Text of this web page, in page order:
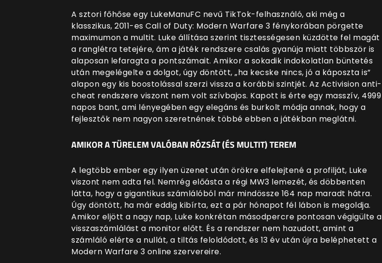
A sztori főhőse egy LukeManuFC nevű TikTok-felhasználó, aki még a
klasszikus, 2011-es Call of Duty: Modern Warfare 3 fénykorában pörgette
maximumon a multit. Luke állítása szerint tisztességesen küzdötte fel magát
a ranglétra tetejére, ám a játék rendszere csalás gyanúja miatt többször is
alaposan lefaragta a pontszámait. Amikor a sokadik indokolatlan büntetés
után megelégelte a dolgot, úgy döntött, „ha kecske nincs, jó a káposzta is”
alapon egy kis boostolással szerzi vissza a korábbi szintjét. Az Activision anti-
cheat rendszere viszont nem volt szívbajos. Kapott is érte egy masszív, 4999
napos bant, ami lényegében egy elegáns és burkolt módja annak, hogy a
fejlesztők nem nagyon szeretnének többé ebben a játékban meglátni.
AMIKOR A TÜRELEM VALÓBAN RÓZSÁT (ÉS MULTIT) TEREM
A legtöbb ember egy ilyen üzenet után örökre elfelejtené a profilját, Luke
viszont nem adta fel. Nemrég előásta a régi MW3 lemezét, és döbbenten
látta, hogy a gigantikus számlálóból már mindössze 164 nap maradt hátra.
Úgy döntött, ha már eddig kibírta, ezt a pár hónapot fél lábon is megoldja.
Amikor eljött a nagy nap, Luke konkrétan másodpercre pontosan végigülte a
visszaszámlálást a monitor előtt. És a rendszer nem hazudott, amint a
számláló elérte a nullát, a tiltás feloldódott, és 13 év után újra beléphetett a
Modern Warfare 3 online szervereire.